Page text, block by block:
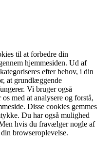
til at forbedre din
hjemmesiden. Ud af
efter behov, i din
at grundlæggende
Vi bruger også
med at analysere og forstå,
Disse cookies gemmes
Du har også mulighed
hvis du fravælger nogle af
browseroplevelse.